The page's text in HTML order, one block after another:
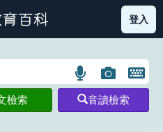
圖示 部首索引表圖示
登入
語
言
搜
圖
片
搜
開
鍵
檢索 音讀檢索